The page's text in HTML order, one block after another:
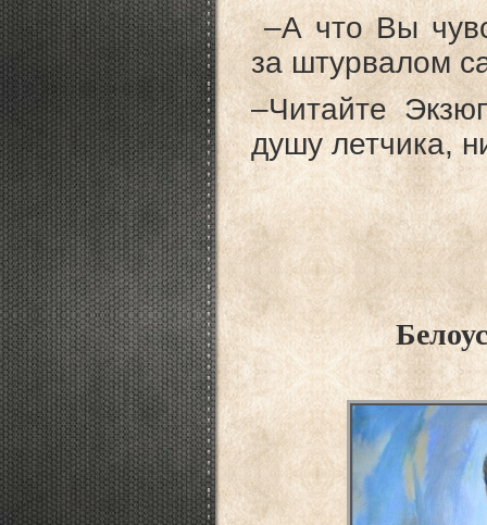
–А что Вы
за штурвалом
–Читайте
душу летчика,
Белоусов